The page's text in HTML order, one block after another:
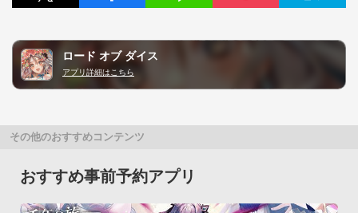
ロード オブ ダイス
アプリ詳細はこちら
その他のおすすめコンテンツ
おすすめ事前予約アプリ